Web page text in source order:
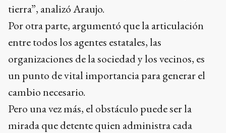
tierra”, analizó Araujo.
Por otra parte, argumentó que la articulación
entre todos los agentes estatales, las
organizaciones de la sociedad y los vecinos, es
un punto de vital importancia para generar el
cambio necesario.
Pero una vez más, el obstáculo puede ser la
mirada que detente quien administra cada